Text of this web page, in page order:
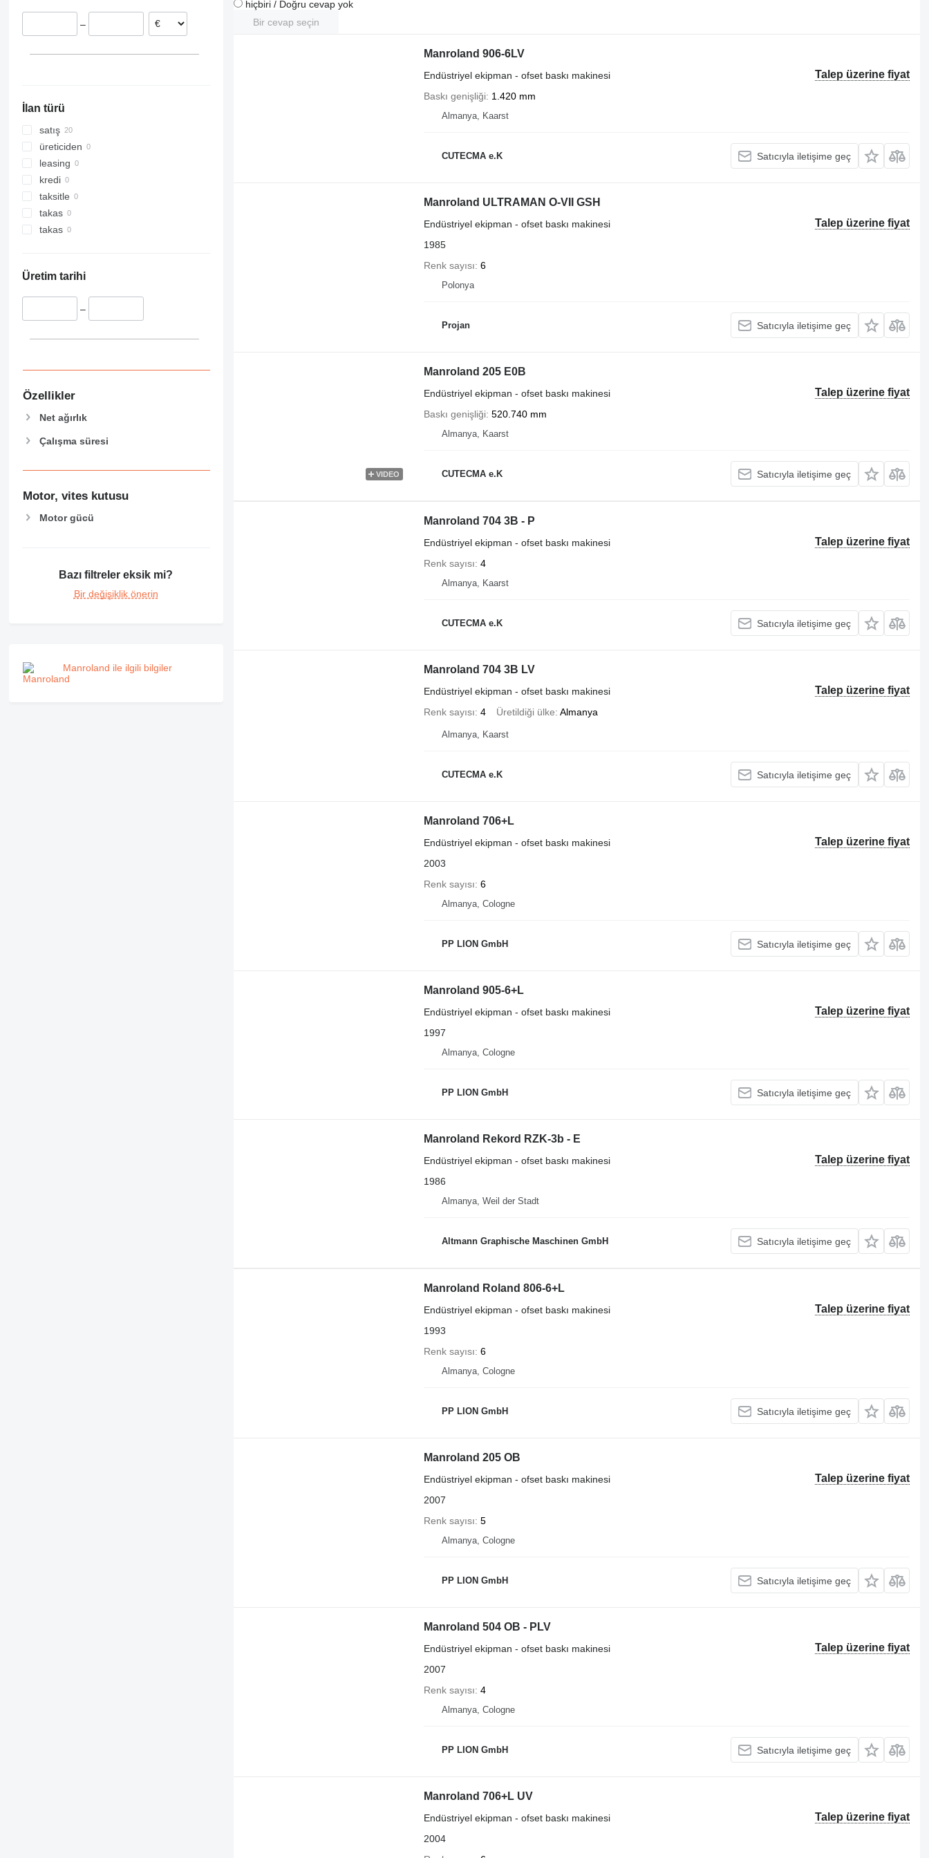
–
İlan türü
satış
üreticiden
leasing
kredi
taksitle
takas
takas
Üretim tarihi
–
Özellikler
Net ağırlık
Çalışma süresi
Motor, vites kutusu
Motor gücü
Bazı filtreler eksik mi?
Bir değişiklik önerin
Manroland ile ilgili bilgiler
hiçbiri / Doğru cevap yok
Bir cevap seçin
Manroland 906-6LV
Talep üzerine fiyat
Endüstriyel ekipman - ofset baskı makinesi
Baskı genişliği 1.420 mm
Almanya, Kaarst
CUTECMA e.K Satıcıyla iletişime geç
Manroland ULTRAMAN O-VII GSH
Talep üzerine fiyat
Endüstriyel ekipman - ofset baskı makinesi
1985
Renk sayısı 6
Polonya
Projan Satıcıyla iletişime geç
VIDEO
Manroland 205 E0B
Talep üzerine fiyat
Endüstriyel ekipman - ofset baskı makinesi
Baskı genişliği 520.740 mm
Almanya, Kaarst
CUTECMA e.K Satıcıyla iletişime geç
Manroland 704 3B - P
Talep üzerine fiyat
Endüstriyel ekipman - ofset baskı makinesi
Renk sayısı 4
Almanya, Kaarst
CUTECMA e.K Satıcıyla iletişime geç
Manroland 704 3B LV
Talep üzerine fiyat
Endüstriyel ekipman - ofset baskı makinesi
Renk sayısı 4 Üretildiği ülke Almanya
Almanya, Kaarst
CUTECMA e.K Satıcıyla iletişime geç
Manroland 706+L
Talep üzerine fiyat
Endüstriyel ekipman - ofset baskı makinesi
2003
Renk sayısı 6
Almanya, Cologne
PP LION GmbH Satıcıyla iletişime geç
Manroland 905-6+L
Talep üzerine fiyat
Endüstriyel ekipman - ofset baskı makinesi
1997
Almanya, Cologne
PP LION GmbH Satıcıyla iletişime geç
Manroland Rekord RZK-3b - E
Talep üzerine fiyat
Endüstriyel ekipman - ofset baskı makinesi
1986
Almanya, Weil der Stadt
Altmann Graphische Maschinen GmbH Satıcıyla iletişime geç
Manroland Roland 806-6+L
Talep üzerine fiyat
Endüstriyel ekipman - ofset baskı makinesi
1993
Renk sayısı 6
Almanya, Cologne
PP LION GmbH Satıcıyla iletişime geç
Manroland 205 OB
Talep üzerine fiyat
Endüstriyel ekipman - ofset baskı makinesi
2007
Renk sayısı 5
Almanya, Cologne
PP LION GmbH Satıcıyla iletişime geç
Manroland 504 OB - PLV
Talep üzerine fiyat
Endüstriyel ekipman - ofset baskı makinesi
2007
Renk sayısı 4
Almanya, Cologne
PP LION GmbH Satıcıyla iletişime geç
Manroland 706+L UV
Talep üzerine fiyat
Endüstriyel ekipman - ofset baskı makinesi
2004